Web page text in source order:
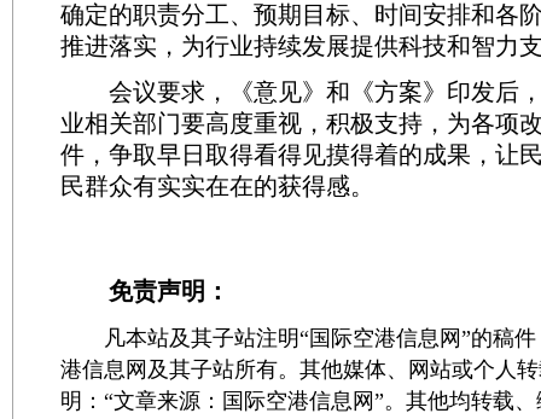
确定的职责分工、预期目标、时间安排和各
推进落实，为行业持续发展提供科技和智力
会议要求，《意见》和《方案》印发后
业相关部门要高度重视，积极支持，为各项
件，争取早日取得看得见摸得着的成果，让
民群众有实实在在的获得感。
免责声明：
凡本站及其子站注明“国际空港信息网”的稿件
港信息网及其子站所有。其他媒体、网站或个人
明：“文章来源：国际空港信息网”。其他均转载